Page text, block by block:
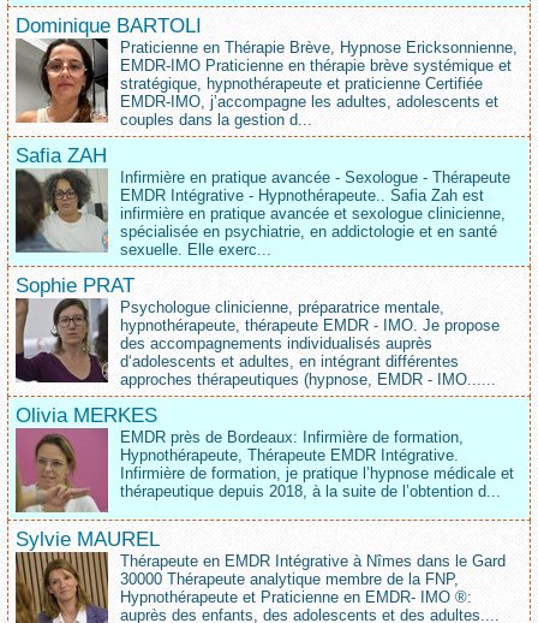
Dominique BARTOLI
Praticienne en Thérapie Brève, Hypnose Ericksonnienne,
EMDR-IMO Praticienne en thérapie brève systémique et
stratégique, hypnothérapeute et praticienne Certifiée
EMDR-IMO, j’accompagne les adultes, adolescents et
couples dans la gestion d...
Safia ZAH
Infirmière en pratique avancée - Sexologue - Thérapeute
EMDR Intégrative - Hypnothérapeute.. Safia Zah est
infirmière en pratique avancée et sexologue clinicienne,
spécialisée en psychiatrie, en addictologie et en santé
sexuelle. Elle exerc...
Sophie PRAT
Psychologue clinicienne, préparatrice mentale,
hypnothérapeute, thérapeute EMDR - IMO. Je propose
des accompagnements individualisés auprès
d‘adolescents et adultes, en intégrant différentes
approches thérapeutiques (hypnose, EMDR - IMO......
Olivia MERKES
EMDR près de Bordeaux: Infirmière de formation,
Hypnothérapeute, Thérapeute EMDR Intégrative.
Infirmière de formation, je pratique l’hypnose médicale et
thérapeutique depuis 2018, à la suite de l’obtention d...
Sylvie MAUREL
Thérapeute en EMDR Intégrative à Nîmes dans le Gard
30000 Thérapeute analytique membre de la FNP,
Hypnothérapeute et Praticienne en EMDR- IMO ®:
auprès des enfants, des adolescents et des adultes....